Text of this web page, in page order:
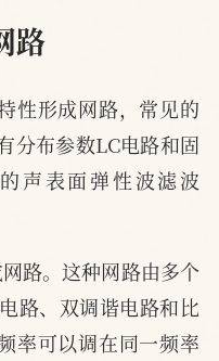
路
性形成网路，常见的
分布参数LC电路和固
声表面弹性波滤波
路。这种网路由多个
路、双调谐电路和比
率可以调在同一频率